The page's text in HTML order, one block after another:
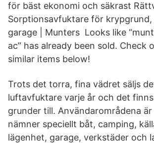
för bäst ekonomi och säkrast
Sorptionsavfuktare för krypgrund,
garage | Munters Looks like
ac” has already been sold. Check
similar items below!
Trots det torra, fina vädret säljs
luftavfuktare varje år och det
grunder till. Användarområdena
nämner speciellt båt, camping,
lägenhet, garage, verkstäder och